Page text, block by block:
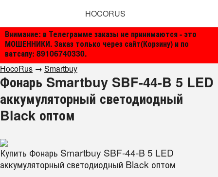
Внимание: в Телеграмме заказы не принимаются - это
МОШЕННИКИ. Заказ только через сайт(Корзину) и по
ватсапу: 89106740330.
HOCORUS
HocoRus → Smartbuy
Фонарь Smartbuy SBF-44-B 5 LED
аккумуляторный светодиодный
Black оптом
Купить Фонарь Smartbuy SBF-44-B 5 LED
аккумуляторный светодиодный Black оптом